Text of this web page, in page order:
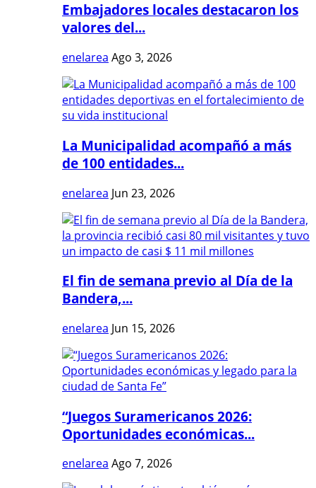
Embajadores locales destacaron los
valores del...
enelarea Ago 3, 2026
La Municipalidad acompañó a más
de 100 entidades...
enelarea Jun 23, 2026
El fin de semana previo al Día de la
Bandera,...
enelarea Jun 15, 2026
“Juegos Suramericanos 2026:
Oportunidades económicas...
enelarea Ago 7, 2026